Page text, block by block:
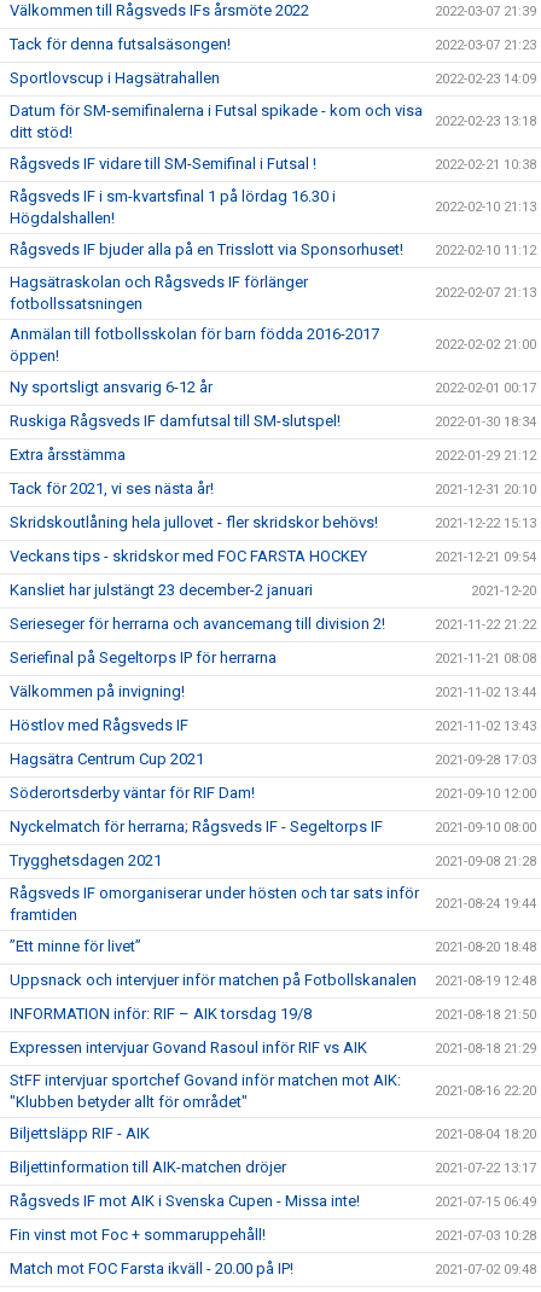
Välkommen till Rågsveds IFs årsmöte 2022 2022-03-07 21:39
Tack för denna futsalsäsongen! 2022-03-07 21:23
Sportlovscup i Hagsätrahallen 2022-02-23 14:09
Datum för SM-semifinalerna i Futsal spikade - kom och visa
ditt stöd!
2022-02-23 13:18
Rågsveds IF vidare till SM-Semifinal i Futsal ! 2022-02-21 10:38
Rågsveds IF i sm-kvartsfinal 1 på lördag 16.30 i
Högdalshallen!
2022-02-10 21:13
Rågsveds IF bjuder alla på en Trisslott via Sponsorhuset! 2022-02-10 11:12
Hagsätraskolan och Rågsveds IF förlänger
fotbollssatsningen
2022-02-07 21:13
Anmälan till fotbollsskolan för barn födda 2016-2017
öppen!
2022-02-02 21:00
Ny sportsligt ansvarig 6-12 år 2022-02-01 00:17
Ruskiga Rågsveds IF damfutsal till SM-slutspel! 2022-01-30 18:34
Extra årsstämma 2022-01-29 21:12
Tack för 2021, vi ses nästa år! 2021-12-31 20:10
Skridskoutlåning hela jullovet - fler skridskor behövs! 2021-12-22 15:13
Veckans tips - skridskor med FOC FARSTA HOCKEY 2021-12-21 09:54
Kansliet har julstängt 23 december-2 januari 2021-12-20
Serieseger för herrarna och avancemang till division 2! 2021-11-22 21:22
Seriefinal på Segeltorps IP för herrarna 2021-11-21 08:08
Välkommen på invigning! 2021-11-02 13:44
Höstlov med Rågsveds IF 2021-11-02 13:43
Hagsätra Centrum Cup 2021 2021-09-28 17:03
Söderortsderby väntar för RIF Dam! 2021-09-10 12:00
Nyckelmatch för herrarna; Rågsveds IF - Segeltorps IF 2021-09-10 08:00
Trygghetsdagen 2021 2021-09-08 21:28
Rågsveds IF omorganiserar under hösten och tar sats inför
framtiden
2021-08-24 19:44
”Ett minne för livet” 2021-08-20 18:48
Uppsnack och intervjuer inför matchen på Fotbollskanalen 2021-08-19 12:48
INFORMATION inför: RIF – AIK torsdag 19/8 2021-08-18 21:50
Expressen intervjuar Govand Rasoul inför RIF vs AIK 2021-08-18 21:29
StFF intervjuar sportchef Govand inför matchen mot AIK:
"Klubben betyder allt för området"
2021-08-16 22:20
Biljettsläpp RIF - AIK 2021-08-04 18:20
Biljettinformation till AIK-matchen dröjer 2021-07-22 13:17
Rågsveds IF mot AIK i Svenska Cupen - Missa inte! 2021-07-15 06:49
Fin vinst mot Foc + sommaruppehåll! 2021-07-03 10:28
Match mot FOC Farsta ikväll - 20.00 på IP! 2021-07-02 09:48